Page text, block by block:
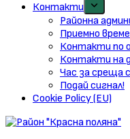
Контакти
Районна
Приемно време
Контакти по
Контакти на
Час за среща
Подай сигнал!
Cookie Policy (EU)